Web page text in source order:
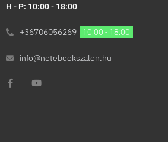
H - P: 10:00 - 18:00
+36706056269 10:00 - 18:00
info@notebookszalon.hu